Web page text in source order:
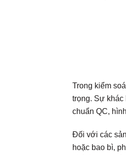
Trong kiểm
trọng. Sự khác
chuẩn QC,
Đối với các
hoặc bao bì,